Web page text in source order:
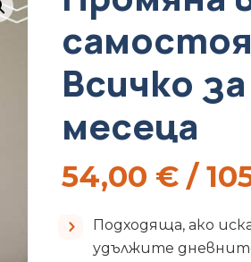
Всичко
месеца
54,00 € /
Подходяща, ако
удължите